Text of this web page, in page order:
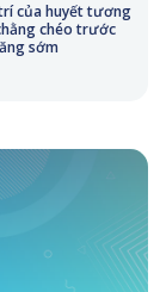
của huyết tương
chéo trước
sớm